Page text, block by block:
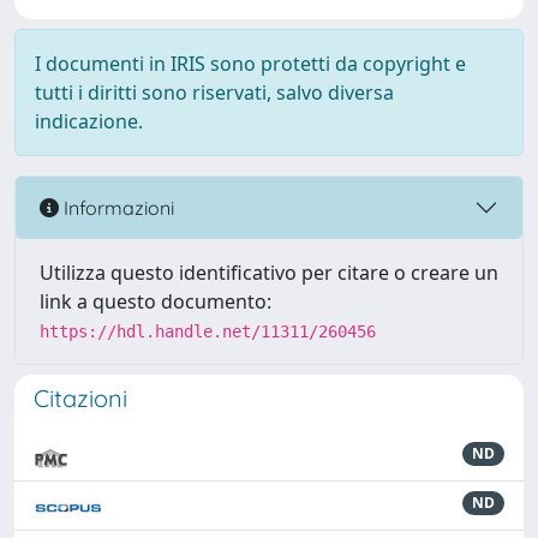
I documenti in IRIS sono protetti da copyright e
tutti i diritti sono riservati, salvo diversa
indicazione.
Informazioni
Utilizza questo identificativo per citare o creare un
link a questo documento:
https://hdl.handle.net/11311/260456
Citazioni
ND
ND